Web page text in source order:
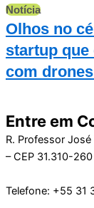
Notícia
Olhos no
startup
com
Entre em
R. Professor
– CEP 31.310-
Telefone: +55 31